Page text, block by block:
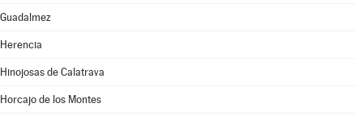
Guadalmez
Herencia
Hinojosas de Calatrava
Horcajo de los Montes